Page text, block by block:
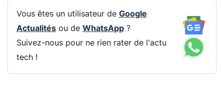
Vous êtes un utilisateur de Google
Actualitésou de WhatsApp?
Suivez-nous pour ne rien rater de l'actu
tech !